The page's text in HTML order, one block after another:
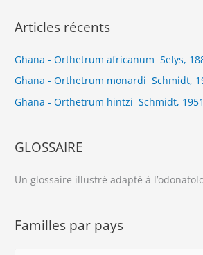
Articles récents
Ghana - Orthetrum africanum Selys,
Ghana - Orthetrum monardi Schmidt,
Ghana - Orthetrum hintzi Schmidt, 1951
GLOSSAIRE
Un glossaire illustré adapté à
Familles par pays